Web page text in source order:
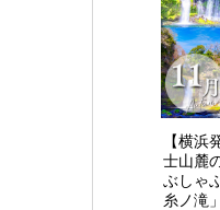
【横
士山麓
ぶしゃ
糸ノ滝